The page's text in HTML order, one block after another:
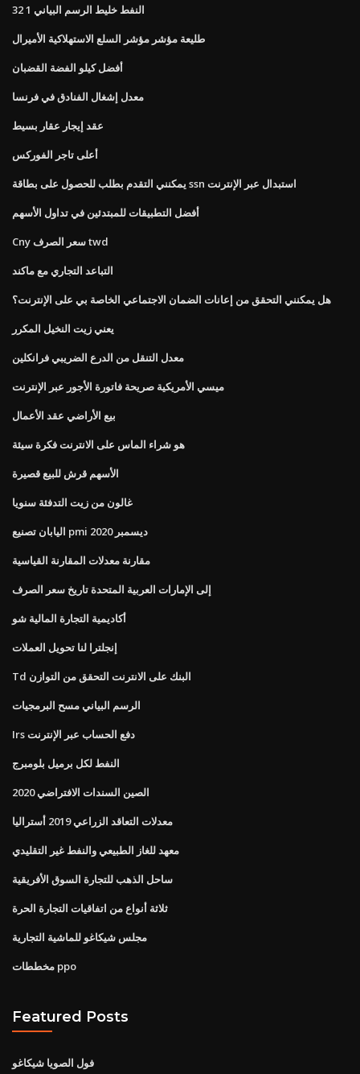
32 1 النفط خليط الرسم البياني
طليعة مؤشر مؤشر السلع الاستهلاكية الأميرال
أفضل كيلو الفضة القضبان
معدل إشغال الفنادق في فرنسا
عقد إيجار عقار بسيط
أعلى تاجر الفوركس
يمكنني التقدم بطلب للحصول على بطاقة ssn استبدال عبر الإنترنت
أفضل التطبيقات للمبتدئين في تداول الأسهم
Cny سعر الصرف twd
التباعد التجاري مع ماكند
هل يمكنني التحقق من إعانات الضمان الاجتماعي الخاصة بي على الإنترنت؟
يعني زيت النخيل المكرر
معدل التنقل من الدرع الضريبي فرانكلين
ميسي الأمريكية صريحة فاتورة الأجور عبر الإنترنت
بيع الأراضي عقد الأعمال
هو شراء الماس على الانترنت فكرة سيئة
الأسهم قرش للبيع قصيرة
غالون من زيت التدفئة سنويا
اليابان تصنيع pmi ديسمبر 2020
مقارنة معدلات المقارنة القياسية
إلى الإمارات العربية المتحدة تاريخ سعر الصرف
أكاديمية التجارة المالية شو
إنجلترا لنا تحويل العملات
Td البنك على الانترنت التحقق من التوازن
الرسم البياني مسح البرمجيات
Irs دفع الحساب عبر الإنترنت
النفط لكل برميل بلومبرج
الصين السندات الافتراضي 2020
معدلات التعاقد الزراعي 2019 أستراليا
معهد للغاز الطبيعي والنفط غير التقليدي
ساحل الذهب للتجارة السوق الأفريقية
ثلاثة أنواع من اتفاقيات التجارة الحرة
مجلس شيكاغو للماشية التجارية
مخططات ppo
Featured Posts
فول الصويا شيكاغو